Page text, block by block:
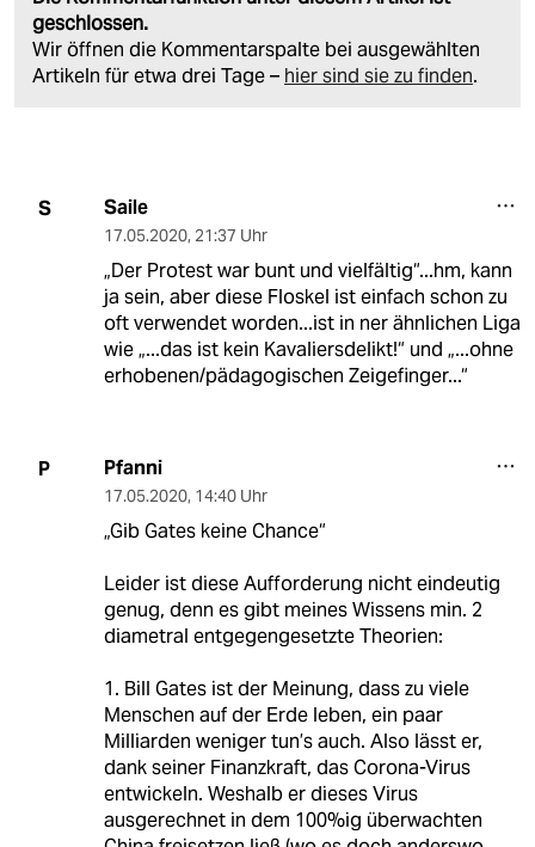
geschlossen.
Wir öffnen die Kommentarspalte bei ausgewählten
Artikeln für etwa drei Tage – hier sind sie zu finden.
S Saile
17.05.2020, 21:37 Uhr
„Der Protest war bunt und vielfältig“...hm, kann
ja sein, aber diese Floskel ist einfach schon zu
oft verwendet worden...ist in ner ähnlichen Liga
wie „...das ist kein Kavaliersdelikt!“ und „...ohne
erhobenen/pädagogischen Zeigefinger...“
P Pfanni
17.05.2020, 14:40 Uhr
„Gib Gates keine Chance“
Leider ist diese Aufforderung nicht eindeutig
genug, denn es gibt meines Wissens min. 2
diametral entgegengesetzte Theorien:
1. Bill Gates ist der Meinung, dass zu viele
Menschen auf der Erde leben, ein paar
Milliarden weniger tun’s auch. Also lässt er,
dank seiner Finanzkraft, das Corona-Virus
entwickeln. Weshalb er dieses Virus
ausgerechnet in dem 100%ig überwachten